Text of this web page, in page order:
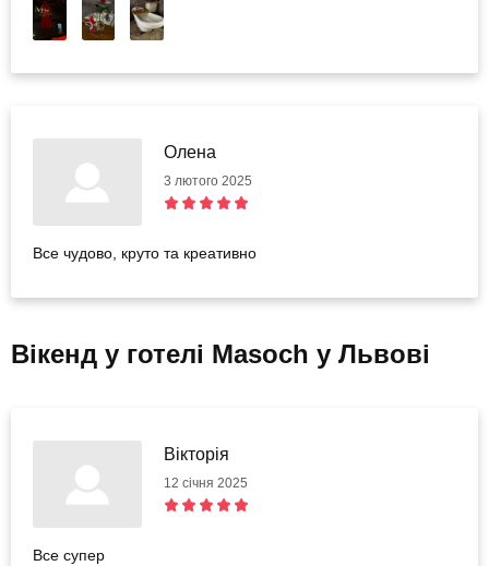
Олена
3 лютого 2025
Все чудово, круто та креативно
Вікенд у готелі Masoch у Львові
Вікторія
12 січня 2025
Все супер